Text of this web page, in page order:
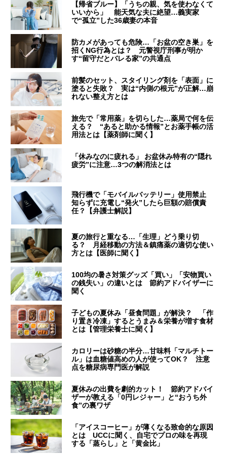
【帰省ブルー】「うちの親、気を使わなくて
いいから」 能天気な夫に絶望…義実家
で“孤立”した36歳妻の本音
防カメがあっても危険…「お盆の空き巣」を
招くNG行為とは？ 元警視庁刑事が明か
す“留守だとバレる家”の共通点
前髪のセット、スタイリング剤を「表面」に
塗ると失敗？ 実は“内側の根元”が正解…崩
れない整え方とは
旅先で「常用薬」を切らした…薬局で何を伝
える？ “あると助かる情報”とお薬手帳の活
用法とは【薬剤師に聞く】
「休みなのに疲れる」 お盆休み特有の“隠れ
疲労”に注意…3つの解消法とは
飛行機で「モバイルバッテリー」使用禁止
知らずに充電し“発火”したら巨額の賠償責
任？【弁護士解説】
夏の旅行と重なる…「生理」どう乗り切
る？ 月経移動の方法＆鎮痛薬の適切な使い
方とは【医師に聞く】
100均の暑さ対策グッズ「買い」「安物買い
の銭失い」の違いとは 節約アドバイザーに
聞く
子どもの夏休み「昼食問題」が解決？ 「作
り置き冷凍」するとうまみ＆栄養が増す食材
とは【管理栄養士に聞く】
カロリーは砂糖の半分…甘味料「マルチトー
ル」は血糖値高めの人が使ってOK？ 注意
点を糖尿病専門医が解説
夏休みの出費を劇的カット！ 節約アドバイ
ザーが教える「0円レジャー」と“おうち外
食”の裏ワザ
「アイスコーヒー」が薄くなる致命的な原因
とは UCCに聞く、自宅でプロの味を再現
する「蒸らし」と「黄金比」